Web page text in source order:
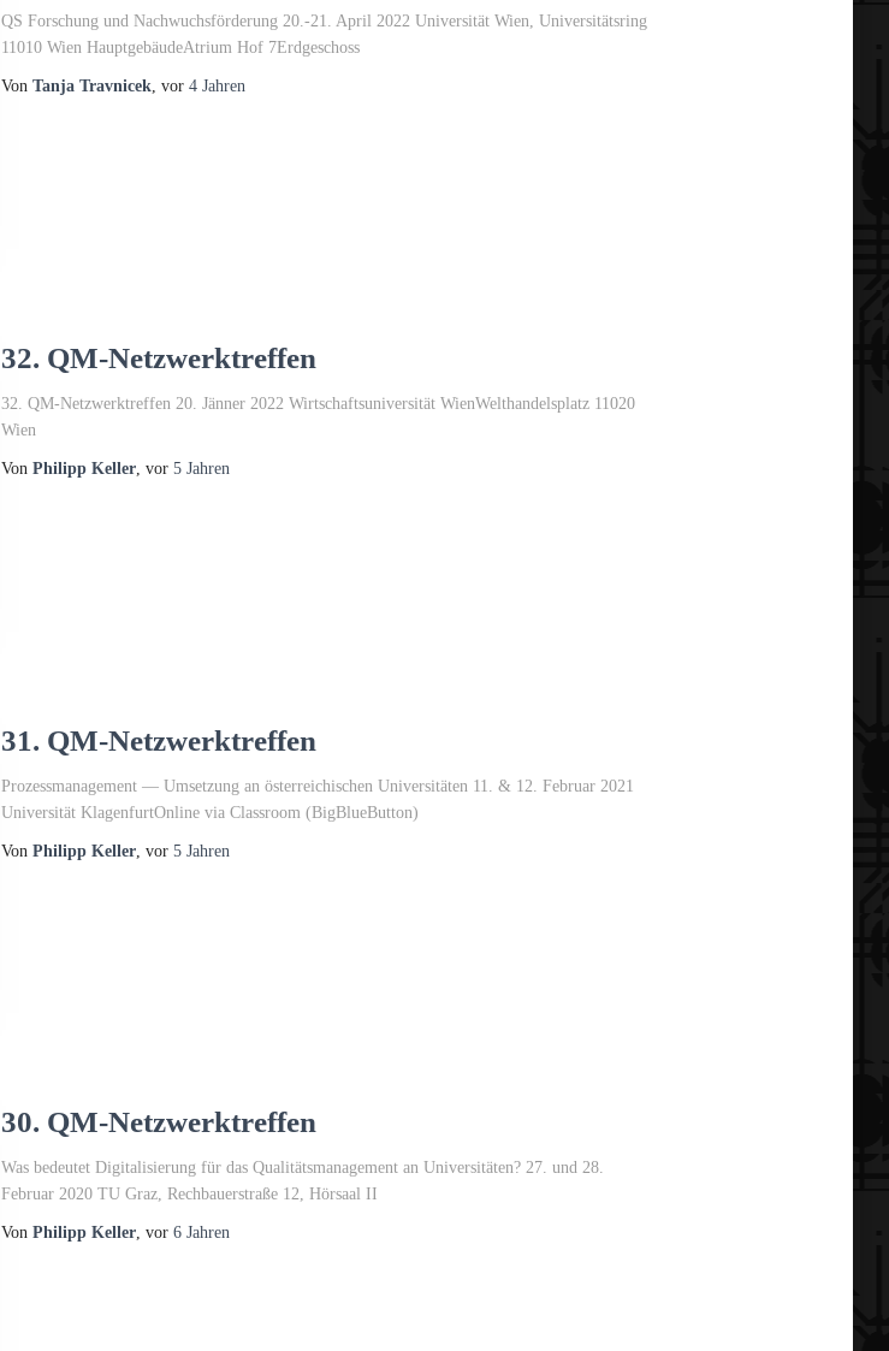
QS Forschung und Nachwuchsförderung 20.-21. April 2022 Universität Wien, Universitätsring
11010 Wien HauptgebäudeAtrium Hof 7Erdgeschoss
Von Tanja Travnicek , vor 4 Jahren
32. QM-Netzwerktreffen
32. QM-Netzwerktreffen 20. Jänner 2022 Wirtschaftsuniversität WienWelthandelsplatz 11020
Wien
Von Philipp Keller, vor 5 Jahren
31. QM-Netzwerktreffen
Prozessmanagement — Umsetzung an österreichischen Universitäten 11. & 12. Februar 2021
Universität KlagenfurtOnline via Classroom (BigBlueButton)
Von Philipp Keller, vor 5 Jahren
30. QM-Netzwerktreffen
Was bedeutet Digitalisierung für das Qualitätsmanagement an Universitäten? 27. und 28.
Februar 2020 TU Graz, Rechbauerstraße 12, Hörsaal II
Von Philipp Keller, vor 6 Jahren